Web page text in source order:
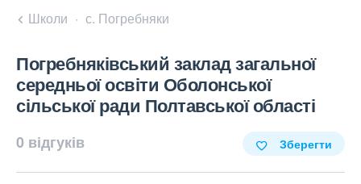
Школи с. Погребняки
Погребняківський заклад загальної
середньої освіти Оболонської
сільської ради Полтавської області
0 відгуків Зберегти